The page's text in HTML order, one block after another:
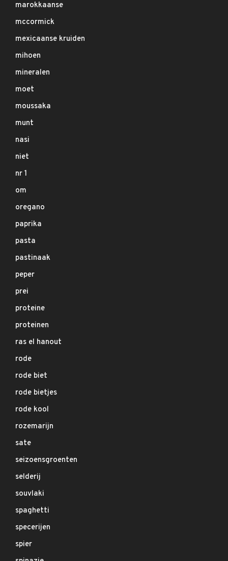
marokkaanse
mccormick
mexicaanse kruiden
mihoen
mineralen
moet
moussaka
munt
nasi
niet
nr 1
om
oregano
paprika
pasta
pastinaak
peper
prei
proteine
proteinen
ras el hanout
rode
rode biet
rode bietjes
rode kool
rozemarijn
sate
seizoensgroenten
selderij
souvlaki
spaghetti
specerijen
spier